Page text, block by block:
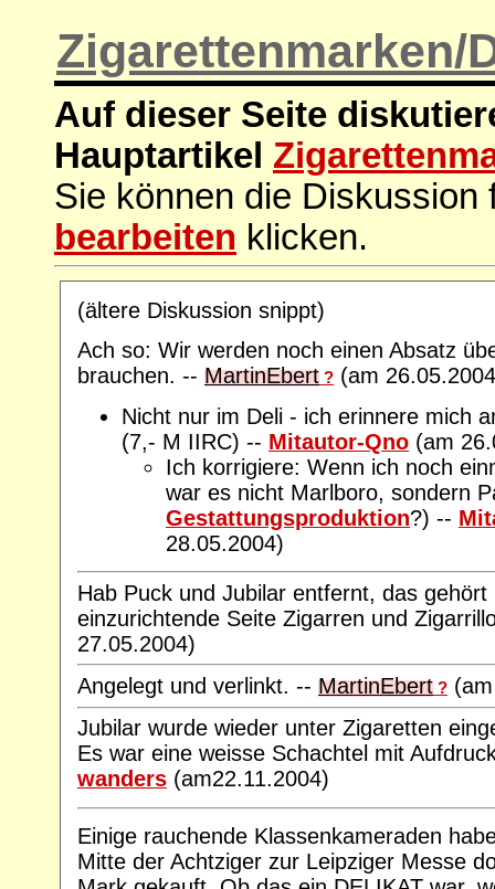
Zigarettenmarken/
Auf dieser Seite
Hauptartikel
Sie können die
bearbeiten klicken.
(ältere Diskussion snippt)
Ach so: Wir werden noch einen Absatz
brauchen. -- MartinEbert ? (am
Nicht nur im Deli - ich erinnere mich
(7,- M IIRC) -- Mitautor-Qno (am
Ich korrigiere: Wenn ich noch
war es nicht Marlboro, sondern
Gestattungsproduktion?) --
28.05.2004)
Hab Puck und Jubilar entfernt, das
einzurichtende Seite Zigarren und
27.05.2004)
Angelegt und verlinkt. -- MartinEbert ?
Jubilar wurde wieder unter Zigaretten
Es war eine weisse Schachtel mit
wanders (am22.11.2004)
Einige rauchende Klassenkameraden
Mitte der Achtziger zur Leipziger Messe